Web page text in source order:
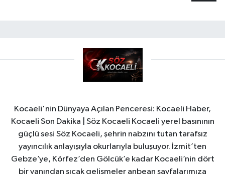
Kocaeli'nin Dünyaya Açılan Penceresi: Kocaeli Haber,
Kocaeli Son Dakika | Söz Kocaeli Kocaeli yerel basınının
güçlü sesi Söz Kocaeli, şehrin nabzını tutan tarafsız
yayıncılık anlayışıyla okurlarıyla buluşuyor. İzmit’ten
Gebze’ye, Körfez’den Gölcük’e kadar Kocaeli’nin dört
bir yanından sıcak gelişmeler anbean sayfalarımıza